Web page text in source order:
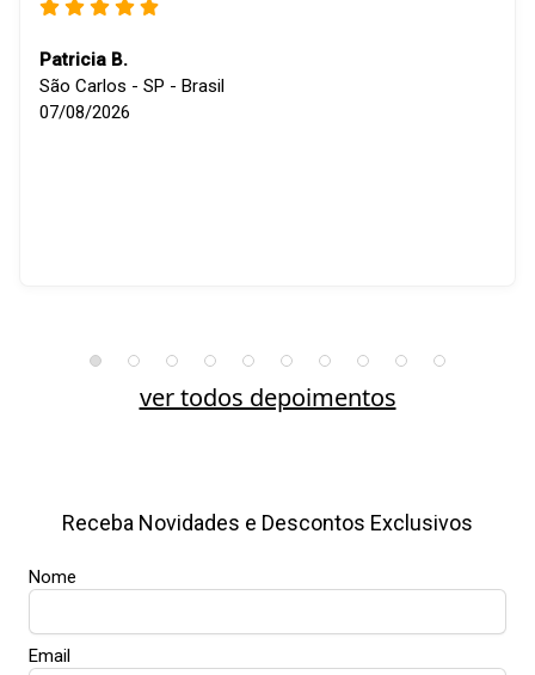
Patricia B.
São Carlos - SP - Brasil
07/08/2026
ver todos depoimentos
Receba Novidades e Descontos Exclusivos
Nome
Email